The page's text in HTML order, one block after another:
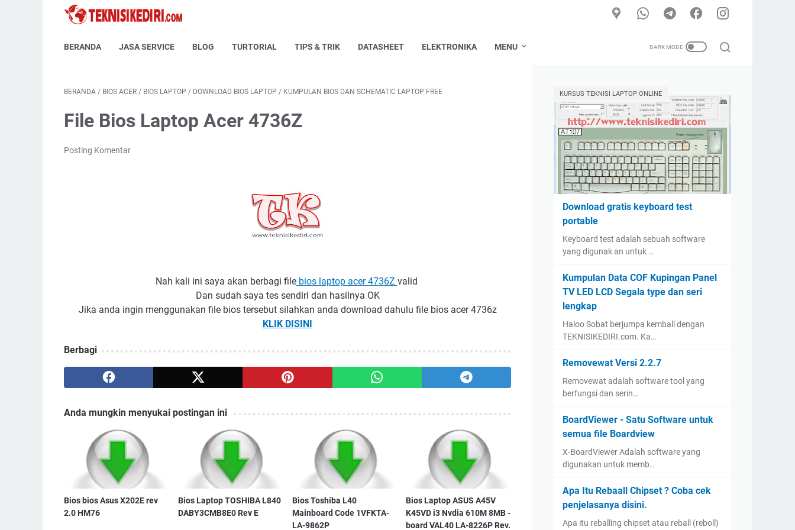
BERANDA JASA SERVICE BLOG TURTORIAL TIPS & TRIK DATASHEET ELEKTRONIKA MENU
BERANDA / BIOS ACER / BIOS LAPTOP / DOWNLOAD BIOS LAPTOP / KUMPULAN BIOS DAN SCHEMATIC LAPTOP FREE
File Bios Laptop Acer 4736Z
Posting Komentar
Nah kali ini saya akan berbagi filebios laptop acer 4736Z valid
Dan sudah saya tes sendiri dan hasilnya OK
Jika anda ingin menggunakan file bios tersebut silahkan anda download dahulu file bios acer 4736z
KLIK DISINI
Berbagi
Anda mungkin menyukai postingan ini
Bios bios Asus X202E rev
2.0 HM76
Bios Laptop TOSHIBA L840
DABY3CMB8E0 Rev E
Bios Toshiba L40
Mainboard Code 1VFKTA-
LA-9862P
Bios Laptop ASUS A45V
K45VD i3 Nvdia 610M 8MB -
board VAL40 LA-8226P Rev.
KURSUS TEKNISI LAPTOP ONLINE
Download gratis keyboard test
portable
Keyboard test adalah sebuah software
yang digunak an untuk …
Kumpulan Data COF Kupingan Panel
TV LED LCD Segala type dan seri
lengkap
Haloo Sobat berjumpa kembali dengan
TEKNISIKEDIRI.com. Ka…
Removewat Versi 2.2.7
Removewat adalah software tool yang
berfungsi dan serin…
BoardViewer - Satu Software untuk
semua file Boardview
X-BoardViewer Adalah software yang
digunakan untuk memb…
Apa Itu Rebaall Chipset ? Coba cek
penjelasanya disini.
Apa itu reballing chipset atau reball (reboll)